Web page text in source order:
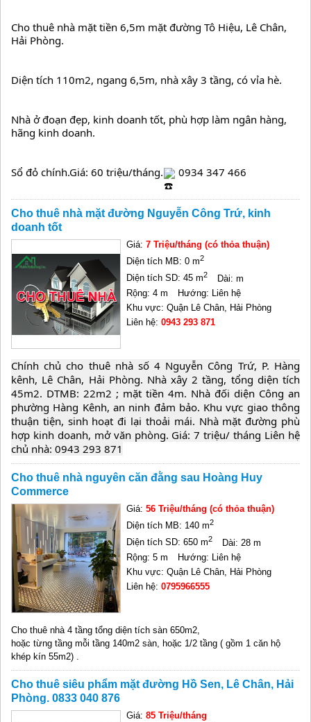
Cho thuê nhà mặt tiền 6,5m mặt đường Tô Hiệu, Lê Chân,
Hải Phòng.
Diện tích 110m2, ngang 6,5m, nhà xây 3 tầng, có vỉa hè.
Nhà ở đoạn đẹp, kinh doanh tốt, phù hợp làm ngân hàng,
hãng kinh doanh.
Sổ đỏ chính.Giá: 60 triệu/tháng. 0934 347 466
Cho thuê nhà mặt đường Nguyễn Công Trứ, kinh
doanh tốt
Giá:7 Triệu/tháng (có thỏa thuận)
Diện tích MB: 0 m2
Diện tích SD: 45 m2
Dài: m
Rộng: 4 m
Hướng: Liên hệ
Khu vực: Quận Lê Chân, Hải Phòng
Liên hệ:0943 293 871
Chính chủ cho thuê nhà số 4 Nguyễn Công Trứ, P. Hàng
kênh, Lê Chân, Hải Phòng. Nhà xây 2 tầng, tổng diện tích
45m2. DTMB: 22m2 ; mặt tiền 4m. Nhà đối diện Công an
phường Hàng Kênh, an ninh đảm bảo. Khu vực giao thông
thuận tiện, sinh hoạt đi lại thoải mái. Nhà mặt đường phù
hợp kinh doanh, mở văn phòng. Giá: 7 triệu/ tháng Liên hệ
chủ nhà: 0943 293 871
Cho thuê nhà nguyên căn đằng sau Hoàng Huy
Commerce
Giá:56 Triệu/tháng (có thỏa thuận)
Diện tích MB: 140 m2
Diện tích SD: 650 m2
Dài: 28 m
Rộng: 5 m
Hướng: Liên hệ
Khu vực: Quận Lê Chân, Hải Phòng
Liên hệ:0795966555
Cho thuê nhà 4 tầng tổng diện tích sàn 650m2,
hoặc từng tầng mỗi tầng 140m2 sàn, hoặc 1/2 tầng ( gồm 1 căn hộ
khép kín 55m2) .
Cho thuê siêu phẩm mặt đường Hồ Sen, Lê Chân, Hải
Phòng. 0833 040 876
Giá:85 Triệu/tháng